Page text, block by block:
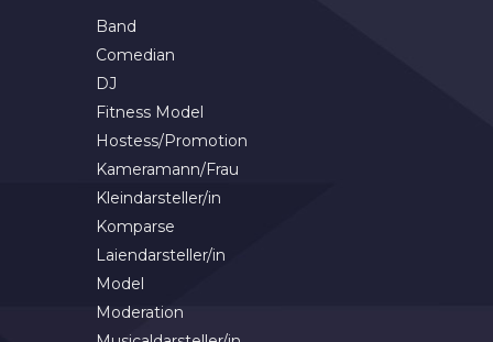
Band
Comedian
DJ
Fitness Model
Hostess/Promotion
Kameramann/Frau
Kleindarsteller/in
Komparse
Laiendarsteller/in
Model
Moderation